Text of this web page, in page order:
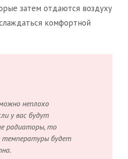
затем отдаются воздуху
комфортной
неплохо
у вас будут
радиаторы, то
температуры будет